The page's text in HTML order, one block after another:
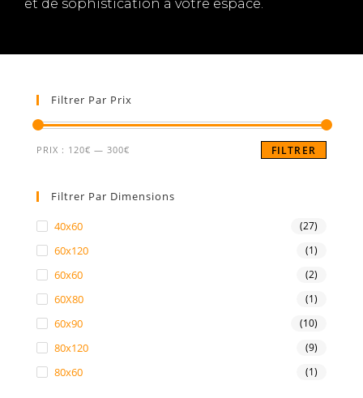
et de sophistication à votre espace.
Filtrer Par Prix
FILTRER
PRIX : 120€ — 300€
Filtrer Par Dimensions
40x60 (27)
60x120 (1)
60x60 (2)
60X80 (1)
60x90 (10)
80x120 (9)
80x60 (1)